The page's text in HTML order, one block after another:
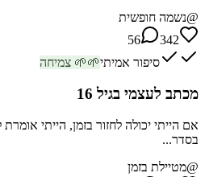
@נשמה חופשית
342
56
סיפור אמיתי🌱
🌱 צמיחה
מכתב לעצמי בגיל 16
אם הייתי יכולה לחזור בזמן, הייתי
בסדר...
@מטיילת בזמן